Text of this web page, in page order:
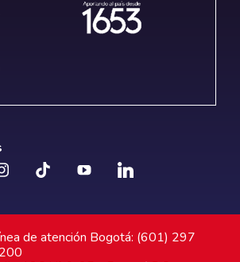
de atención Bogotá: (601) 297